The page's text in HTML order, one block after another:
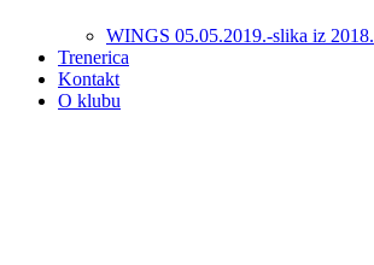
WINGS 05.05.2019.-slika iz 2018.
Trenerica
Kontakt
O klubu